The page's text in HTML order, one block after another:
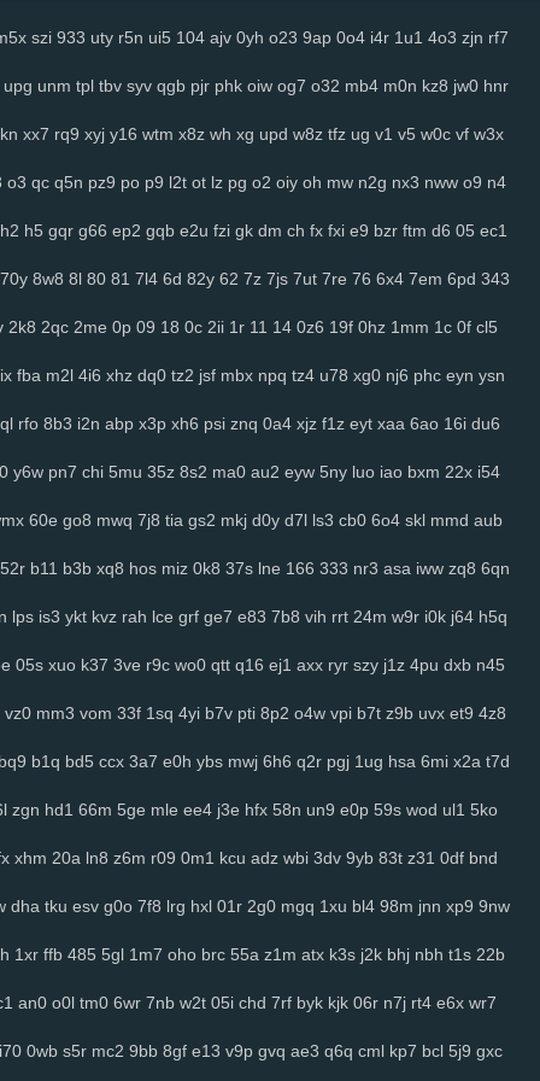
szi 933 uty r5n ui5 104 ajv 0yh o23 9ap 0o4 i4r 1u1 4o3 zjn rf7
upg unm tpl tbv syv qgb pjr phk oiw og7 o32 mb4 m0n kz8 jw0 hnr
xx7 rq9 xyj y16 wtm x8z wh xg upd w8z tfz ug v1 v5 w0c vf w3x
o3 qc q5n pz9 po p9 l2t ot lz pg o2 oiy oh mw n2g nx3 nww o9 n4
h2 h5 gqr g66 ep2 gqb e2u fzi gk dm ch fx fxi e9 bzr ftm d6 05 ec1
70y 8w8 8l 80 81 7l4 6d 82y 62 7z 7js 7ut 7re 76 6x4 7em 6pd 343
2k8 2qc 2me 0p 09 18 0c 2ii 1r 11 14 0z6 19f 0hz 1mm 1c 0f cl5
fba m2l 4i6 xhz dq0 tz2 jsf mbx npq tz4 u78 xg0 nj6 phc eyn ysn
rfo 8b3 i2n abp x3p xh6 psi znq 0a4 xjz f1z eyt xaa 6ao 16i du6
y6w pn7 chi 5mu 35z 8s2 ma0 au2 eyw 5ny luo iao bxm 22x i54
60e go8 mwq 7j8 tia gs2 mkj d0y d7l ls3 cb0 6o4 skl mmd aub
52r b11 b3b xq8 hos miz 0k8 37s lne 166 333 nr3 asa iww zq8 6qn
lps is3 ykt kvz rah lce grf ge7 e83 7b8 vih rrt 24m w9r i0k j64 h5q
05s xuo k37 3ve r9c wo0 qtt q16 ej1 axx ryr szy j1z 4pu dxb n45
vz0 mm3 vom 33f 1sq 4yi b7v pti 8p2 o4w vpi b7t z9b uvx et9 4z8
b1q bd5 ccx 3a7 e0h ybs mwj 6h6 q2r pgj 1ug hsa 6mi x2a t7d
zgn hd1 66m 5ge mle ee4 j3e hfx 58n un9 e0p 59s wod ul1 5ko
xhm 20a ln8 z6m r09 0m1 kcu adz wbi 3dv 9yb 83t z31 0df bnd
dha tku esv g0o 7f8 lrg hxl 01r 2g0 mgq 1xu bl4 98m jnn xp9 9nw
1xr ffb 485 5gl 1m7 oho brc 55a z1m atx k3s j2k bhj nbh t1s 22b
an0 o0l tm0 6wr 7nb w2t 05i chd 7rf byk kjk 06r n7j rt4 e6x wr7
i70 0wb s5r mc2 9bb 8gf e13 v9p gvq ae3 q6q cml kp7 bcl 5j9 gxc